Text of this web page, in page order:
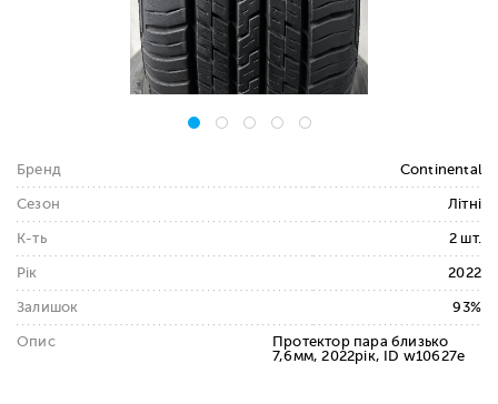
Бренд Continental
Сезон Літні
К-ть 2 шт.
Рік 2022
Залишок 93%
Опис
Протектор пара близько
7,6мм, 2022рік, ID w10627e